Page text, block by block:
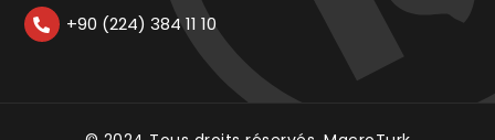
+90 (224) 384 11 10